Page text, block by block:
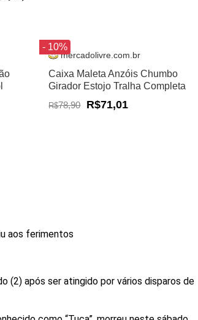
- 10%
mercadolivre.com.br
Caixa Maleta Anzóis Chumbo
Girador Estojo Tralha Completa
R$78,90 R$71,01
aos ferimentos
(2) após ser atingido por vários disparos de